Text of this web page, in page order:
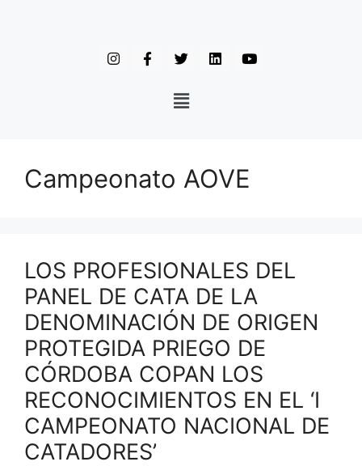
Campeonato AOVE
LOS PROFESIONALES DEL
PANEL DE CATA DE LA
DENOMINACIÓN DE ORIGEN
PROTEGIDA PRIEGO DE
CÓRDOBA COPAN LOS
RECONOCIMIENTOS EN EL ‘I
CAMPEONATO NACIONAL DE
CATADORES’